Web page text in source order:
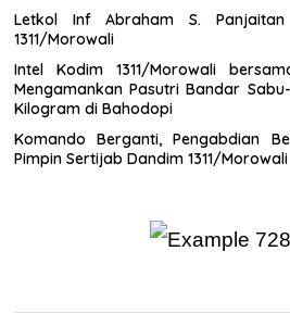
Letkol Inf Abraham S.
1311/Morowali
Intel Kodim 1311/Morowali
Mengamankan Pasutri Bandar
Kilogram di Bahodopi
Komando Berganti, Pengabdian
Pimpin Sertijab Dandim 1311/Morowali